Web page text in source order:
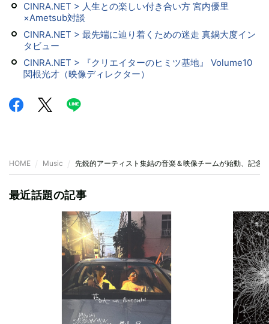
CINRA.NET > 人生との楽しい付き合い方 宮内優里
×Ametsub対談
CINRA.NET > 最先端に辿り着くための迷走 真鍋大度イン
タビュー
CINRA.NET > 『クリエイターのヒミツ基地』 Volume10
関根光才（映像ディレクター）
HOME Music 先鋭的アーティスト集結の音楽＆映像チームが始動、記念
最近話題の記事